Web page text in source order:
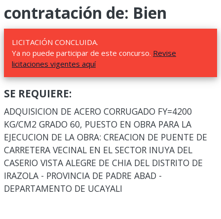
contratación de: Bien
LICITACIÓN CONCLUIDA.
Ya no puede participar de este concurso. Revise
licitaciones vigentes aquí
SE REQUIERE:
ADQUISICION DE ACERO CORRUGADO FY=4200
KG/CM2 GRADO 60, PUESTO EN OBRA PARA LA
EJECUCION DE LA OBRA: CREACION DE PUENTE DE
CARRETERA VECINAL EN EL SECTOR INUYA DEL
CASERIO VISTA ALEGRE DE CHIA DEL DISTRITO DE
IRAZOLA - PROVINCIA DE PADRE ABAD -
DEPARTAMENTO DE UCAYALI